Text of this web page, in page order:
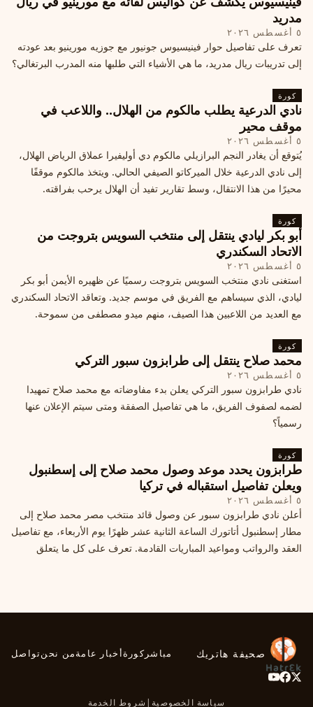
مدريد
٥ أغسطس ٢٠٢٦
تعرف على تفاصيل حوار فينيسيوس جونيور مع جوزيه مورينيو بعد عودته
إلى تدريبات ريال مدريد، ما هي الأشياء التي طلبها منه المدرب البرتغالي؟
كورة
نادي الدرعية يطلب مالكوم من الهلال.. واللاعب في
موقف محير
٥ أغسطس ٢٠٢٦
يُتوقع أن يغادر النجم البرازيلي مالكوم دي أوليفيرا عملاق الرياض الهلال،
إلى نادي الدرعية خلال الميركاتو الصيفي الحالي. ويتخذ مالكوم موقفًا
محيرًا من هذا الانتقال، وسط تقارير تفيد أن الهلال يرحب بفراقته.
كورة
أبو بكر ليادي ينتقل إلى منتخب السويس بتروجت من
الاتحاد السكندري
٥ أغسطس ٢٠٢٦
استغنى نادي منتخب السويس بتروجت رسميًا عن ظهيره الأيمن أبو بكر
ليادي، الذي سيساهم مع الفريق في موسم جديد. وتعاقد الاتحاد السكندري
مع العديد من اللاعبين هذا الصيف، منهم ميدو مصطفى من سموحة.
كورة
محمد صلاح ينتقل إلى طرابزون سبور التركي
٥ أغسطس ٢٠٢٦
نادي طرابزون سبور التركي يعلن بدء مفاوضاته مع محمد صلاح تمهيدا
لضمه لصفوف الفريق، ما هي تفاصيل الصفقة ومتى سيتم الإعلان عنها
رسمياً؟
كورة
طرابزون يحدد موعد وصول محمد صلاح إلى إسطنبول
ويعلن تفاصيل استقباله في تركيا
٥ أغسطس ٢٠٢٦
أعلن نادي طرابزون سبور عن وصول قائد منتخب مصر محمد صلاح إلى
مطار إسطنبول أتاتورك الساعة الثانية عشر ظهرًا يوم الأربعاء، مع تفاصيل
العقد والرواتب ومواعيد المباريات القادمة. تعرف على كل ما يتعلق
صحيفة هاتريك مباشر كورةأخبار عامةمن نحنتواصل
سياسة الخصوصية | شروط الخدمة